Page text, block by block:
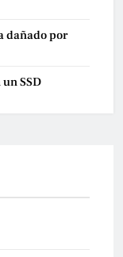
dañado por
SSD